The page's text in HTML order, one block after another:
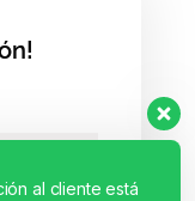
al cliente está